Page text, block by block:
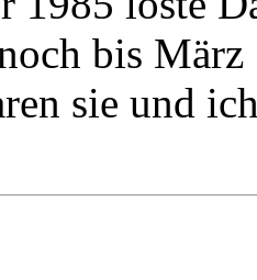
bis
sie und